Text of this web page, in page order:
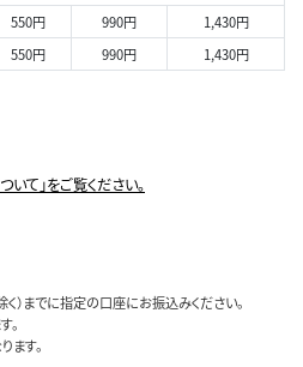
550円 990円
1,430円
550円 990円 1,430円
て」をご覧ください。
）までに指定の口座にお振込みください。
。
ます。